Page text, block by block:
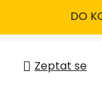
DO
Zeptat se